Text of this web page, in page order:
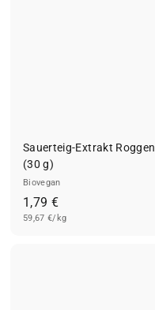
Sauerteig-Extrakt Roggen
(30 g)
Biovegan
1,79 €1
,
59,67 €/kg